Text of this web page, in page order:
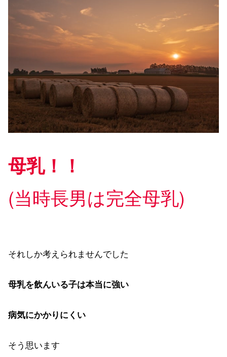
母乳！！
(当時長男は完全母乳)
それしか考えられませんでした
母乳を飲んいる子は本当に強い
病気にかかりにくい
そう思います